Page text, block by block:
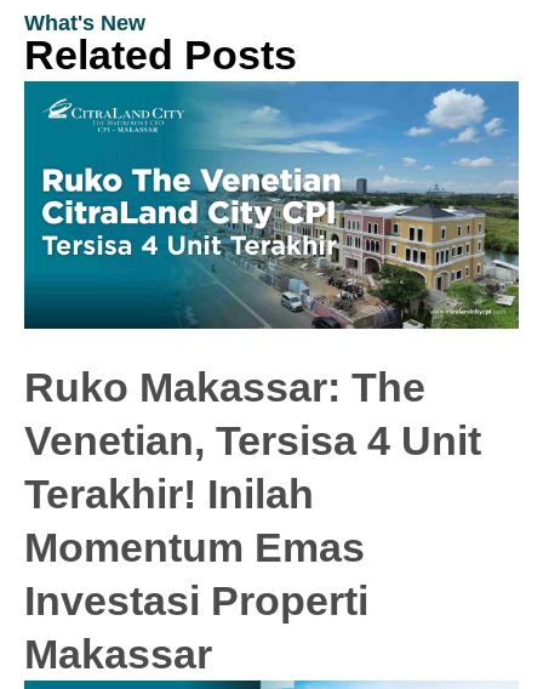
What's New
Related Posts
Ruko Makassar: The
Venetian, Tersisa 4 Unit
Terakhir! Inilah
Momentum Emas
Investasi Properti
Makassar